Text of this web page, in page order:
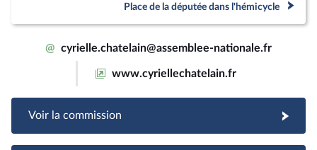
Place de la députée dans l'hémicycle
@ cyrielle.chatelain@assemblee-nationale.fr
www.cyriellechatelain.fr
Voir la commission